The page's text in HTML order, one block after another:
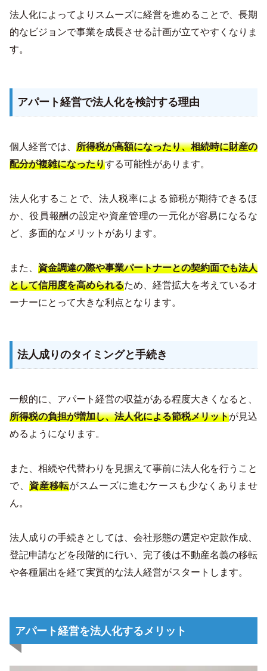
法人化によってよりスムーズに経営を進めることで、長期
的なビジョンで事業を成長させる計画が立てやすくなりま
す。
アパート経営で法人化を検討する理由
個人経営では、 所得税が高額になったり、相続時に財産の
配分が複雑になったりする可能性があります。
法人化することで、法人税率による節税が期待できるほ
か、役員報酬の設定や資産管理の一元化が容易になるな
ど、多面的なメリットがあります。
また、 資金調達の際や事業パートナーとの契約面でも法人
として信用度を高められるため、経営拡大を考えているオ
ーナーにとって大きな利点となります。
法人成りのタイミングと手続き
一般的に、アパート経営の収益がある程度大きくなると、
所得税の負担が増加し、法人化による節税メリットが見込
めるようになります。
また、相続や代替わりを見据えて事前に法人化を行うこと
で、資産移転がスムーズに進むケースも少なくありませ
ん。
法人成りの手続きとしては、会社形態の選定や定款作成、
登記申請などを段階的に行い、完了後は不動産名義の移転
や各種届出を経て実質的な法人経営がスタートします。
アパート経営を法人化するメリット